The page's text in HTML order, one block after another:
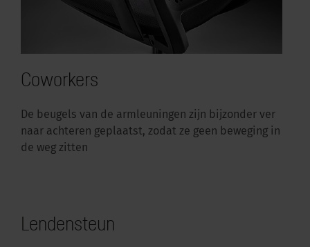
Coworkers
De beugels van de armleuningen zijn bijzonder ver
naar achteren geplaatst, zodat ze geen beweging in
de weg zitten
Lendensteun